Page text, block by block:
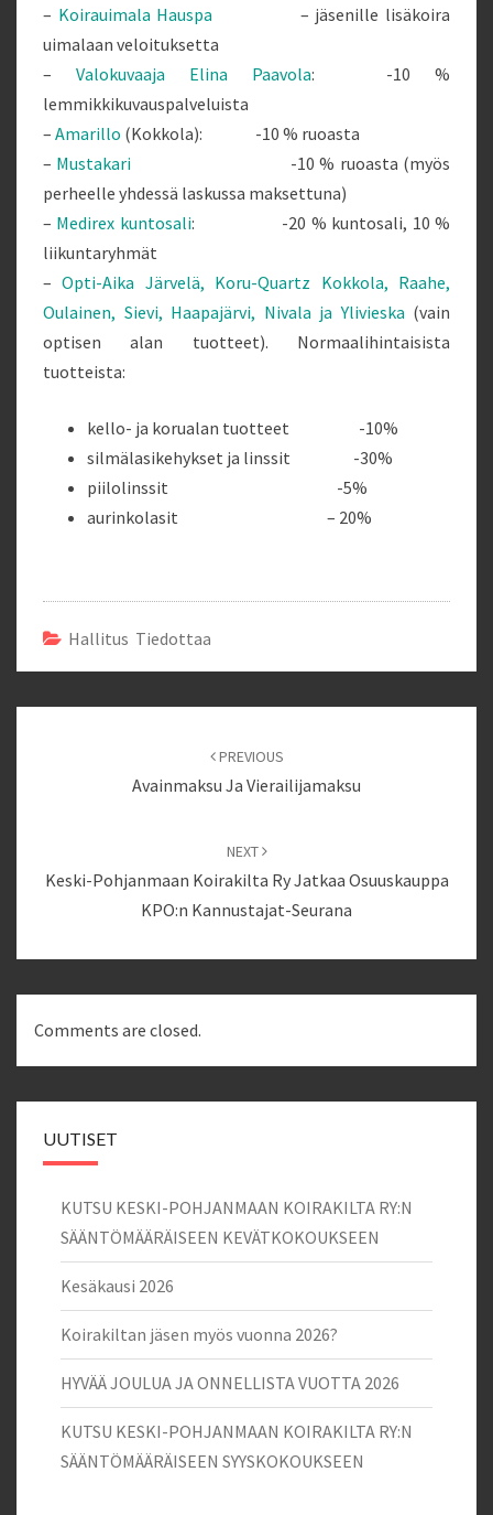
– Koirauimala Hauspa – jäsenille lisäkoira
uimalaan veloituksetta
– Valokuvaaja Elina Paavola: -10 %
lemmikkikuvauspalveluista
– Amarillo (Kokkola): -10 % ruoasta
– Mustakari -10 % ruoasta (myös
perheelle yhdessä laskussa maksettuna)
– Medirex kuntosali: -20 % kuntosali, 10 %
liikuntaryhmät
–Opti-Aika Järvelä, Koru-Quartz Kokkola, Raahe,
Oulainen, Sievi, Haapajärvi, Nivala ja Ylivieska (vain
optisen alan tuotteet). Normaalihintaisista
tuotteista:
kello- ja korualan tuotteet -10%
silmälasikehykset ja linssit -30%
piilolinssit
-5%
aurinkolasit – 20%
Hallitus Tiedottaa
PREVIOUS
Avainmaksu Ja Vierailijamaksu
NEXT
Keski-Pohjanmaan Koirakilta Ry Jatkaa Osuuskauppa
KPO:n Kannustajat-Seurana
Comments are closed.
UUTISET
KUTSU KESKI-POHJANMAAN KOIRAKILTA RY:N
SÄÄNTÖMÄÄRÄISEEN KEVÄTKOKOUKSEEN
Kesäkausi 2026
Koirakiltan jäsen myös vuonna 2026?
HYVÄÄ JOULUA JA ONNELLISTA VUOTTA 2026
KUTSU KESKI-POHJANMAAN KOIRAKILTA RY:N
SÄÄNTÖMÄÄRÄISEEN SYYSKOKOUKSEEN